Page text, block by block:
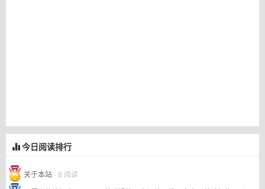
今日阅读排行
关于本站- 8 阅读